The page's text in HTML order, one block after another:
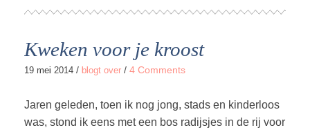
Kweken voor je kroost
19 mei 2014/ blogt over/ 4 Comments
Jaren geleden, toen ik nog jong, stads en kinderloos
was, stond ik eens met een bos radijsjes in de rij voor